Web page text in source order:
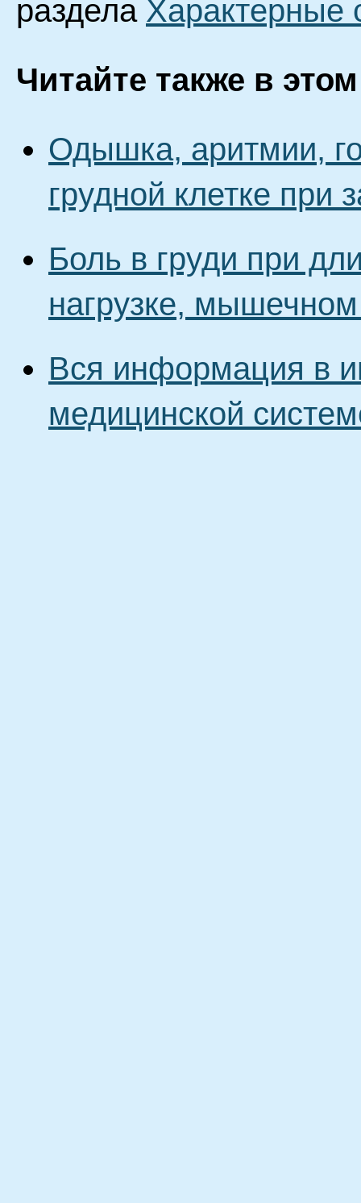
раздела Характерные
Читайте также в
Одышка, аритмии,
грудной клетке при
Боль в груди при
нагрузке,
Вся информация в
медицинской